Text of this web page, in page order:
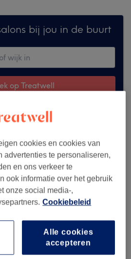
bij jou in de buurt
op Treatwell
cookies en cookies van
advertenties te personaliseren,
en ons verkeer te
ook informatie over het gebruik
onze social media-,
Cookiebeleid
Alle cookies
accepteren